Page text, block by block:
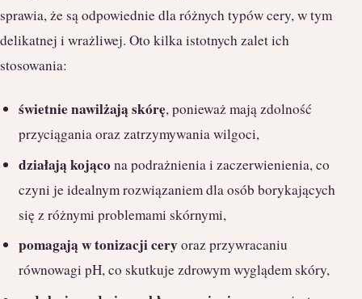
sprawia, że są odpowiednie dla różnych typów cery, w tym
delikatnej i wrażliwej. Oto kilka istotnych zalet ich
stosowania:
świetnie nawilżają skórę, ponieważ mają zdolność
przyciągania oraz zatrzymywania wilgoci,
działają kojącona podrażnienia i zaczerwienienia, co
czyni je idealnym rozwiązaniem dla osób borykających
się z różnymi problemami skórnymi,
pomagają w tonizacji ceryoraz przywracaniu
równowagi pH, co skutkuje zdrowym wyglądem skóry,